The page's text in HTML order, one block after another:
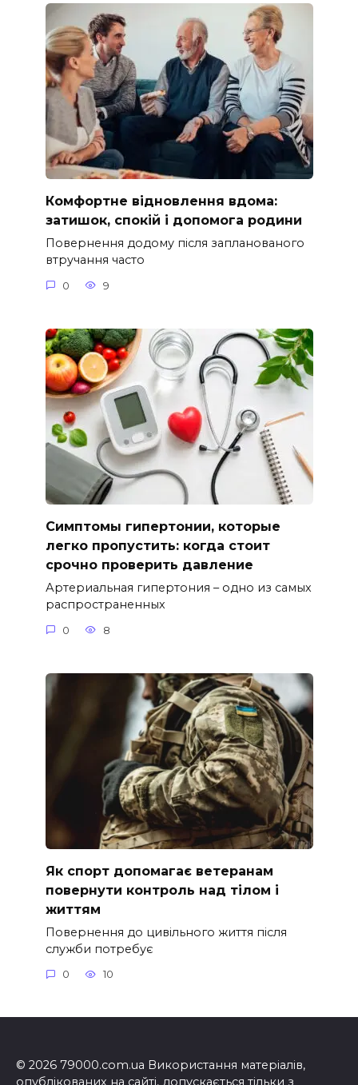
Комфортне відновлення вдома:
затишок, спокій і допомога родини
Повернення додому після запланованого
втручання часто
0 9
Симптомы гипертонии, которые
легко пропустить: когда стоит
срочно проверить давление
Артериальная гипертония – одно из самых
распространенных
0 8
Як спорт допомагає ветеранам
повернути контроль над тілом і
життям
Повернення до цивільного життя після
служби потребує
0 10
© 2026 79000.com.ua Використання матеріалів,
опублікованих на сайті, допускається тільки з